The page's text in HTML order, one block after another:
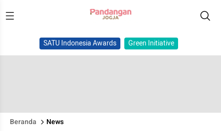
SATU Indonesia Awards Green Initiative
Beranda News